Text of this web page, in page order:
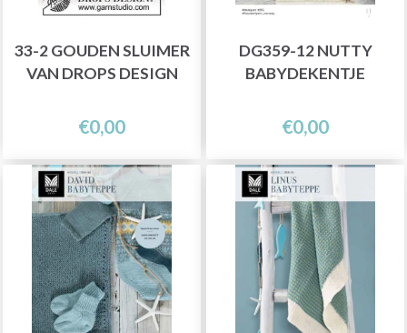
33-2 GOUDEN SLUIMER
VAN DROPS DESIGN
€0,00
DG359-12 NUTTY
BABYDEKENTJE
€0,00